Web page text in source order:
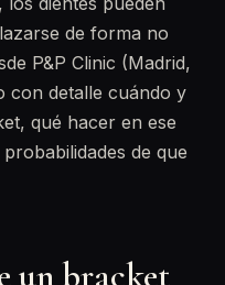
de forma no
P&P Clinic (Madrid,
con detalle cuándo y
qué hacer en ese
de que
un bracket